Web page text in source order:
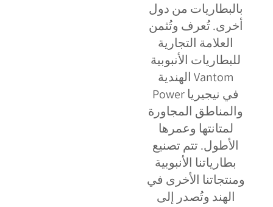
بالبطاريات من دول
أخرى. تُعرف وتُثمن
العلامة التجارية
للبطاريات الأنبوبية
الهندية Vantom
Power في نيجيريا
والمناطق المجاورة
لمتانتها وعمرها
الأطول. تتم تصنيع
بطارياتنا الأنبوبية
ومنتجاتنا الأخرى في
الهند وتُصدر إلى